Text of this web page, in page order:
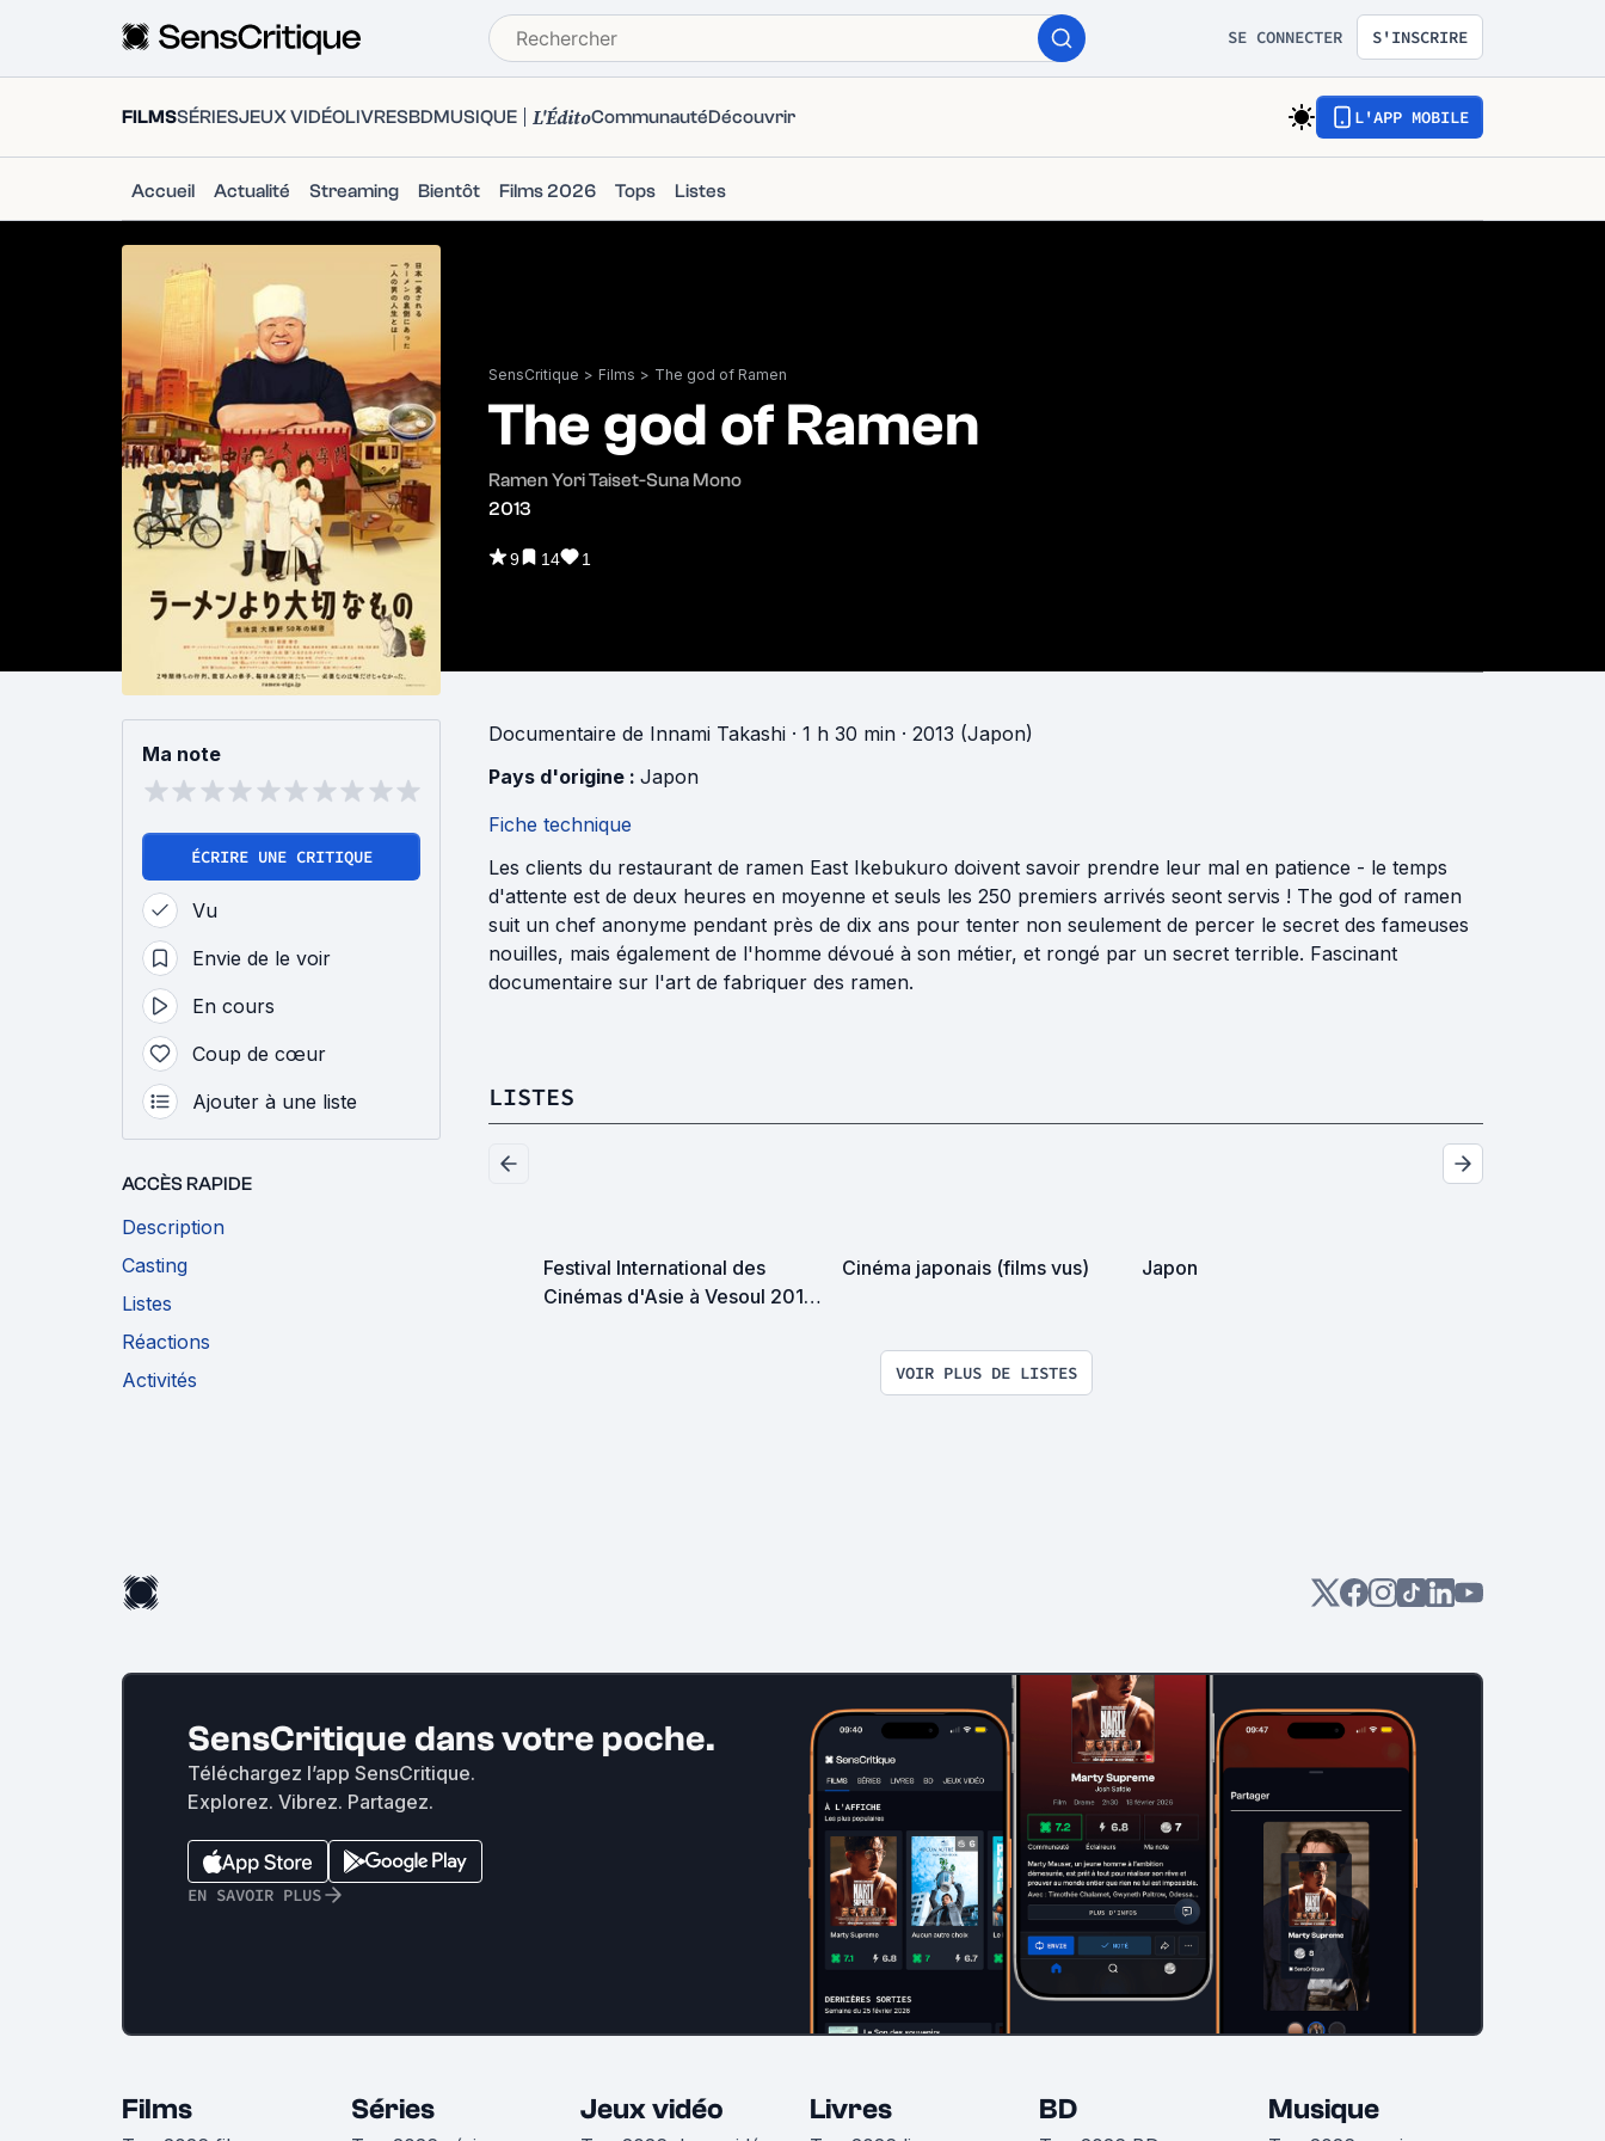
SE CONNECTER S'INSCRIRE
FILMSSÉRIESJEUX VIDÉOLIVRESBDMUSIQUE L'ÉditoCommunautéDécouvrir L'APP MOBILE
Accueil Actualité Streaming Bientôt Films 2026 Tops Listes
SensCritique > Films > The god of Ramen
The god of Ramen
Ramen Yori Taiset-Suna Mono
2013
9 14 1
Ma note
ÉCRIRE UNE CRITIQUE
Vu
Envie de le voir
En cours
Coup de cœur
Ajouter à une liste
ACCÈS RAPIDE
Description
Casting
Listes
Réactions
Activités
Documentaire de Innami Takashi · 1 h 30 min · 2013 (Japon)
Pays d'origine : Japon
Fiche technique
Les clients du restaurant de ramen East Ikebukuro doivent savoir prendre leur mal en patience - le temps
d'attente est de deux heures en moyenne et seuls les 250 premiers arrivés seont servis ! The god of ramen
suit un chef anonyme pendant près de dix ans pour tenter non seulement de percer le secret des fameuses
nouilles, mais également de l'homme dévoué à son métier, et rongé par un secret terrible. Fascinant
documentaire sur l'art de fabriquer des ramen.
LISTES
Festival International des
Cinémas d'Asie à Vesoul 2017 :
Cinéma japonais (films vus) Japon
VOIR PLUS DE LISTES
SensCritique dans votre poche.
Téléchargez l’app SensCritique.
Explorez. Vibrez. Partagez.
EN SAVOIR PLUS
Films Séries Jeux vidéo Livres BD Musique